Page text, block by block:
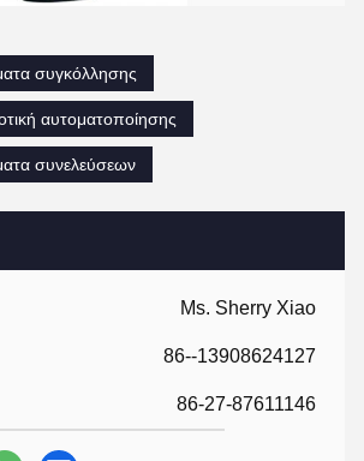
Ms. Sherry Xiao
86--13908624127
86-27-87611146
συγκόλλησης
αυτοματοποίησης
συνελεύσεων